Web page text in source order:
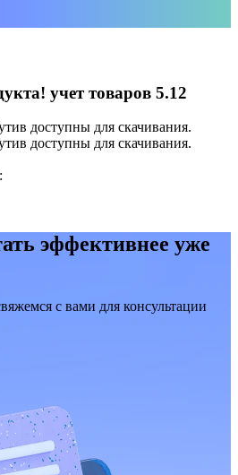
учет товаров 5.12
доступны для скачивания.
доступны для скачивания.
эффективнее уже
с вами для консультации